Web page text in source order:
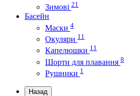
Зимові 21
Басейн
Маски 4
Окуляри 11
Капелюшки 11
Шорти для плавання 8
Рушники 1
Назад